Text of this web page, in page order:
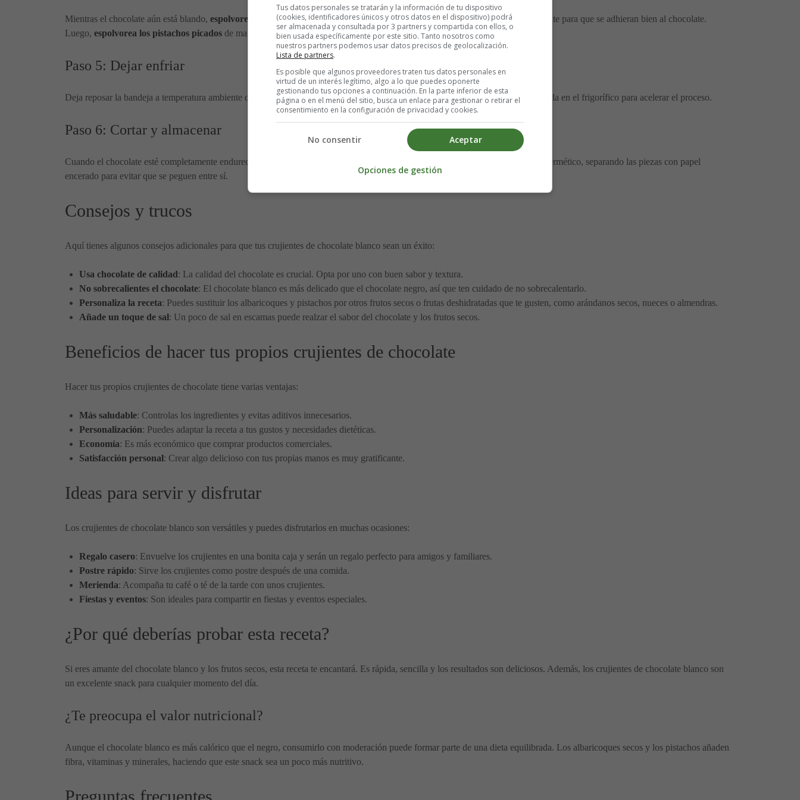
Mientras el chocolate aún está blando, espolvorea los albaricoques secos cortados en cubitospor encima. Presiónalos ligeramente para que se adhieran bien al chocolate.
Luego, espolvorea los pistachos picados de manera uniforme.
Paso 5: Dejar enfriar
Deja reposar la bandeja a temperatura ambiente durante 20 minutospara que el chocolate endurezca. Si tienes prisa, puedes ponerla en el frigorífico para acelerar el proceso.
Paso 6: Cortar y almacenar
Cuando el chocolate esté completamente endurecido,
. Guarda los crujientes en un recipiente hermético, separando las piezas con papel
encerado para evitar que se peguen entre sí.
Consejos y trucos
Aquí tienes algunos consejos adicionales para que tus crujientes de chocolate blanco sean un éxito:
Usa chocolate de calidad: La calidad del chocolate es crucial. Opta por uno con buen sabor y textura.
No sobrecalientes el chocolate: El chocolate blanco es más delicado que el chocolate negro, así que ten cuidado de no sobrecalentarlo.
Personaliza la receta: Puedes sustituir los albaricoques y pistachos por otros frutos secos o frutas deshidratadas que te gusten, como arándanos secos, nueces o almendras.
Añade un toque de sal: Un poco de sal en escamas puede realzar el sabor del chocolate y los frutos secos.
Beneficios de hacer tus propios crujientes de chocolate
Hacer tus propios crujientes de chocolate tiene varias ventajas:
Más saludable: Controlas los ingredientes y evitas aditivos innecesarios.
Personalización: Puedes adaptar la receta a tus gustos y necesidades dietéticas.
Economía: Es más económico que comprar productos comerciales.
Satisfacción personal: Crear algo delicioso con tus propias manos es muy gratificante.
Ideas para servir y disfrutar
Los crujientes de chocolate blanco son versátiles y puedes disfrutarlos en muchas ocasiones:
Regalo casero: Envuelve los crujientes en una bonita caja y serán un regalo perfecto para amigos y familiares.
Postre rápido: Sirve los crujientes como postre después de una comida.
Merienda: Acompaña tu café o té de la tarde con unos crujientes.
Fiestas y eventos: Son ideales para compartir en fiestas y eventos especiales.
¿Por qué deberías probar esta receta?
Si eres amante del chocolate blanco y los frutos secos, esta receta te encantará. Es rápida, sencilla y los resultados son deliciosos. Además, los crujientes de chocolate blanco son
un excelente snack para cualquier momento del día.
¿Te preocupa el valor nutricional?
Aunque el chocolate blanco es más calórico que el negro, consumirlo con moderación puede formar parte de una dieta equilibrada. Los albaricoques secos y los pistachos añaden
fibra, vitaminas y minerales, haciendo que este snack sea un poco más nutritivo.
Tus datos personales se tratarán y la información de tu dispositivo
(cookies, identificadores únicos y otros datos en el dispositivo) podrá
ser almacenada y consultada por 3 partners y compartida con ellos, o
bien usada específicamente por este sitio. Tanto nosotros como
nuestros partners podemos usar datos precisos de geolocalización.
Lista de partners.
Es posible que algunos proveedores traten tus datos personales en
virtud de un interés legítimo, algo a lo que puedes oponerte
gestionando tus opciones a continuación. En la parte inferior de esta
página o en el menú del sitio, busca un enlace para gestionar o retirar el
consentimiento en la configuración de privacidad y cookies.
Aceptar
No consentir
Opciones de gestión